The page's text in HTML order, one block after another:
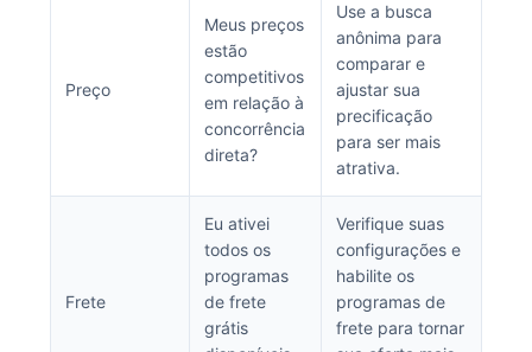
Preço
Meus preços
estão
competitivos
em relação à
concorrência
direta?
Use a busca
anônima para
comparar e
ajustar sua
precificação
para ser mais
atrativa.
Frete
Eu ativei
todos os
programas
de frete
grátis
Verifique suas
configurações e
habilite os
programas de
frete para tornar